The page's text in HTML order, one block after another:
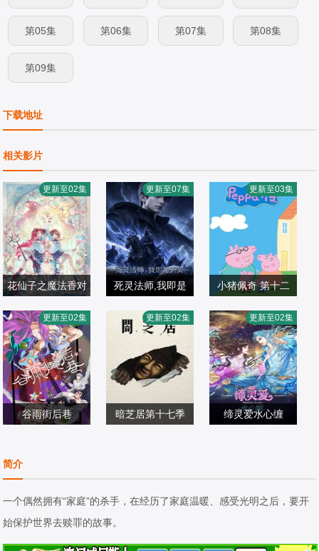
第05集 第06集 第07集 第08集
第09集
下载地址
相关影片
花仙子之魔法香对
国产动漫
2026/中国大陆
更新至02集
死灵法师,我即是
国产动漫
2026/中国大陆
更新至07集
小猪佩奇 第十二
梅丽·碧·史密斯,理
查德·赖丁斯,莫温
娜·班克斯,Kira,M
onteith,Alice,May
国产动漫
2026/英国
更新至03集
谷雨街后巷
国产动漫
2026/中国大陆
更新至02集
暗芝居第十七季
篠田谅,白川礼,新
纳敏正,三宅美羽,
中村朱里,山根馅,
五郎丸莉菜,花谷
2026/日本
更新至02集
缔灵爱水心缠
云月,楚越,闫夜桥,
刘知否,林柏青,陆
琪
2026/中国大陆
更新至02集
简介
一个偶然拥有“家庭”的杀手，在经历了家庭温暖、感受光明之后，要开
始保护世界去赎罪的故事。